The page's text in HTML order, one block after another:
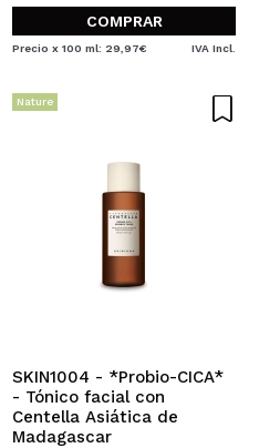
COMPRAR
Precio x 100 ml: 29,97€ IVA Incl.
Nature
SKIN1004 - *Probio-CICA*
- Tónico facial con
Centella Asiática de
Madagascar